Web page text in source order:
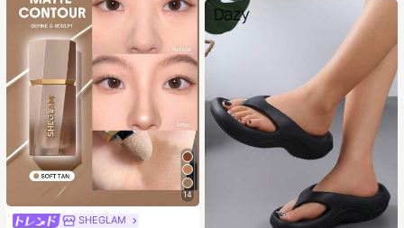
14
SHEGLAM
フト、誕生日ギフトを手作りできま
す。